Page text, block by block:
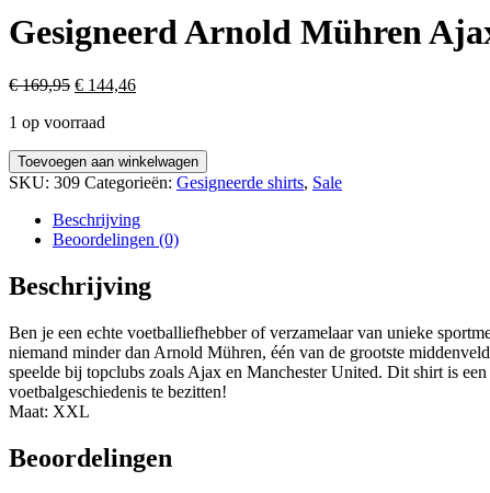
Gesigneerd Arnold Mühren
€169,95 Oorspronkelijke
was:
€ 144,46Huidige
1 op voorraad
Gesigneerd
Arnold
Ajax
Shirt
Toevoegen aan winkelwagen
SKU: 309 Categorieën: Gesigneerde shirts, Sale
Beschrijving
Beoordelingen (0)
Beschrijving
Ben je een echte voetballiefhebber of verzamelaar van unieke
niemand minder dan Arnold Mühren, één van de grootste
speelde bij topclubs zoals Ajax en Manchester United. Dit shirt is
voetbalgeschiedenis te bezitten!
Maat: XXL
Beoordelingen